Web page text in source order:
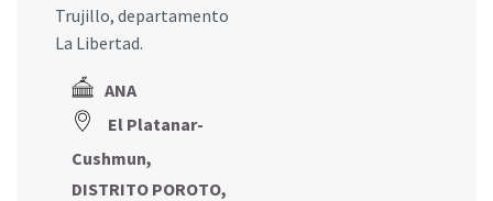
Trujillo, departamento
La Libertad.
ANA
El Platanar-
Cushmun,
DISTRITO POROTO,